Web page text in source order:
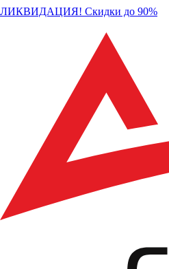
ЛИКВИДАЦИЯ! Скидки до 90%